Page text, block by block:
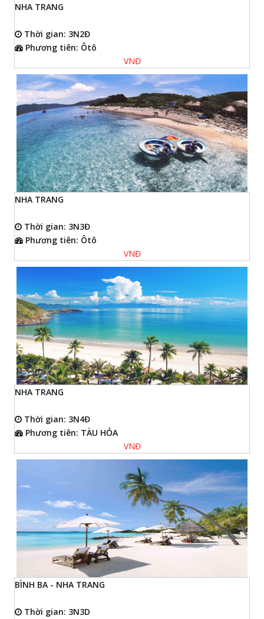
NHA TRANG
Thời gian: 3N2Đ
Phương tiên: Ôtô
VNĐ
NHA TRANG
Thời gian: 3N3Đ
Phương tiên: Ôtô
VNĐ
NHA TRANG
Thời gian: 3N4Đ
Phương tiên: TÀU HỎA
VNĐ
BÌNH BA - NHA TRANG
Thời gian: 3N3D